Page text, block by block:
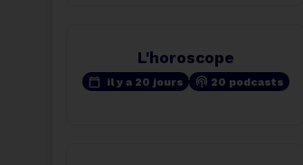
L'horoscope
calendar_today il y a 20 jours podcasts 20 podcasts